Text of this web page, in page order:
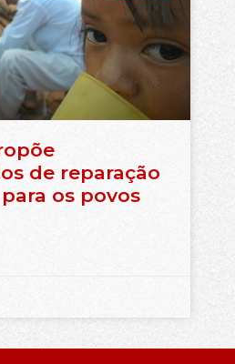
de reparação
os povos